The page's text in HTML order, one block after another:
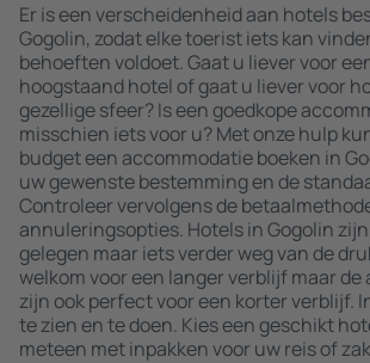
Er is een verscheidenheid aan hotels
Gogolin, zodat elke toerist iets kan
behoeften voldoet. Gaat u liever voor
hoogstaand hotel of gaat u liever voor
gezellige sfeer? Is een goedkope
misschien iets voor u? Met onze hulp
budget een accommodatie boeken in
uw gewenste bestemming en de
Controleer vervolgens de
annuleringsopties. Hotels in Gogolin
gelegen maar iets verder weg van de
welkom voor een langer verblijf maar
zijn ook perfect voor een korter verblijf.
te zien en te doen. Kies een geschikt
meteen met inpakken voor uw reis of